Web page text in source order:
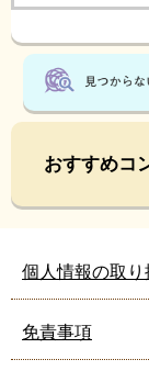
おすすめコ
個人情報の取り
免責事項